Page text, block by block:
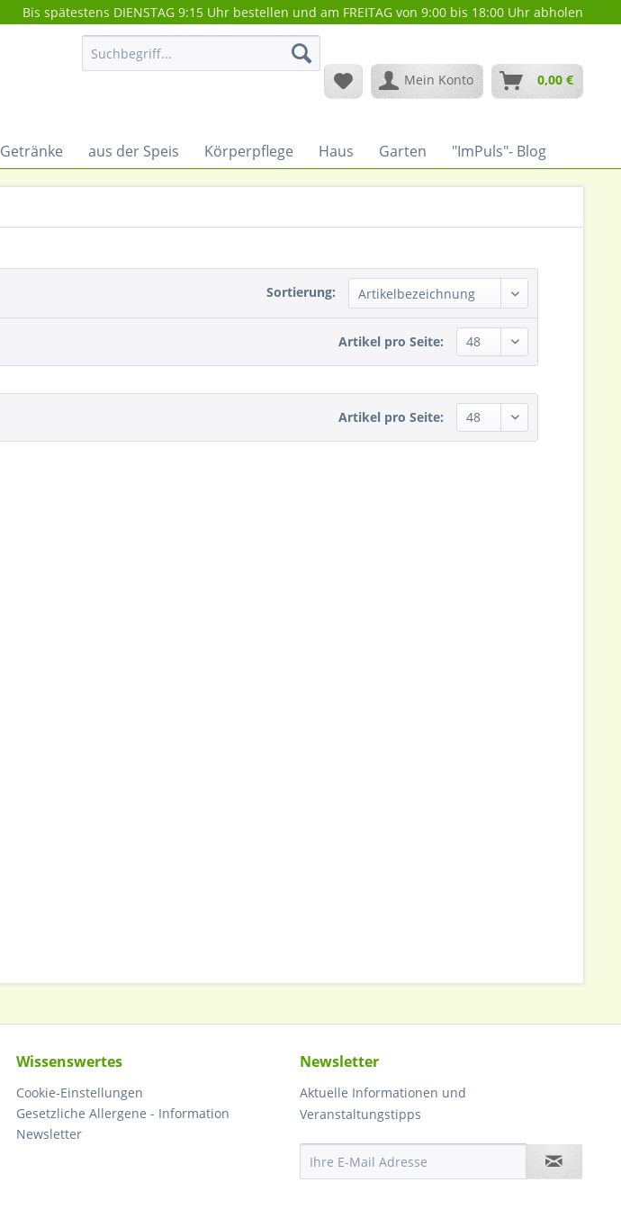
Bis spätestens DIENSTAG 9:15 Uhr bestellen und am FREITAG von 9:00 bis 18:00 Uhr abholen
Mein Konto 0,00 €
Getränke aus der Speis Körperpflege Haus Garten "ImPuls"- Blog
Sortierung:
Artikel pro Seite:
Artikel pro Seite:
Wissenswertes
Cookie-Einstellungen
Gesetzliche Allergene - Information
Newsletter
Newsletter
Aktuelle Informationen und
Veranstaltungstipps